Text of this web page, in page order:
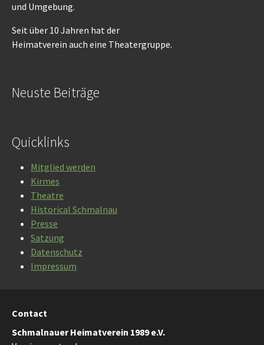
und Umgebung.
Seit über 10 Jahren hat der
Heimatverein auch eine Theatergruppe.
Neuste Beiträge
Quicklinks
Mitglied werden
Kirmes
Theatre
Historical Schmalnau
Presse
Satzung
Datenschutz
Impressum
Contact
Schmalnauer Heimatverein 1989 e.V.